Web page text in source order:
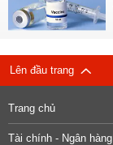
Lên đầu trang
Trang chủ
Tài chính - Ngân hàng